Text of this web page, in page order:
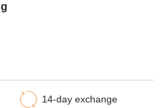
14-day exchange